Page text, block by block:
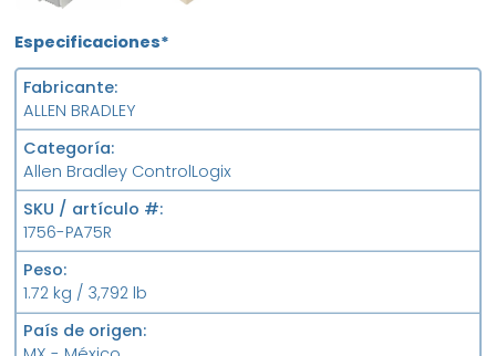
Especificaciones*
Fabricante
ALLEN BRADLEY
Categoría
Allen Bradley ControlLogix
SKU / artículo #
1756-PA75R
Peso
1.72 kg / 3,792 lb
País de origen